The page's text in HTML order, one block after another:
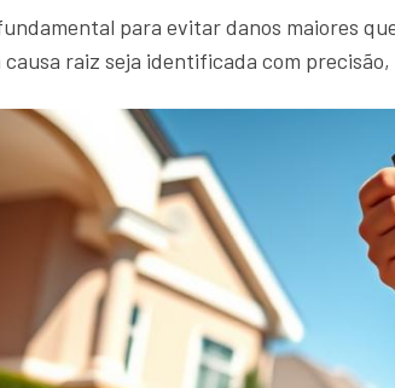
para evitar danos maiores
raiz seja identificada com